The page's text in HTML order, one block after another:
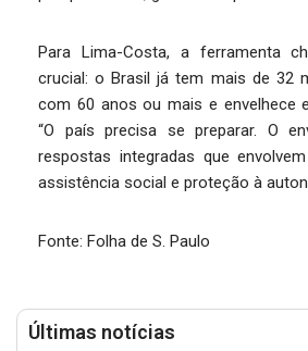
Para Lima-Costa, a ferramenta
crucial: o Brasil já tem mais de 32
com 60 anos ou mais e envelhece
“O país precisa se preparar. O
respostas integradas que
assistência social e proteção à
Fonte: Folha de S. Paulo
Últimas notícias